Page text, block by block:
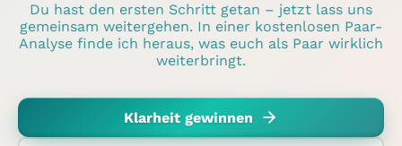
Du hast den ersten Schritt getan – jetzt lass uns
gemeinsam weitergehen. In einer kostenlosen Paar-
Analyse finde ich heraus, was euch als Paar wirklich
weiterbringt.
Klarheit gewinnen